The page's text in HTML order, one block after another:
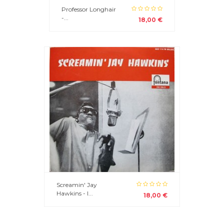
Professor Longhair
-...
18,00 €
Screamin' Jay
Hawkins - I...
18,00 €